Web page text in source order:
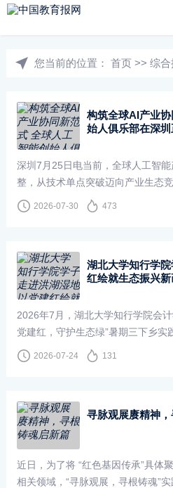
您当前的位置： 首页 >> 综
构筑全球AI产业
始人俱乐部在深
深圳7月25日电当前，全球人工智
整，从技术单点突破迈向产业生态
化、资本专业化、布局全球化、协
的核心趋势。25日，依托2026全球人
2026-07-30 473
湖北大学知行学
红绘就生态振兴
2026年7月，湖北大学知行学院会
党建红，守护生态绿”暑期三下乡实
调研研学实践。为深入学习贯彻生
社会实践深度融合，实践团确立红···
2026-07-24 131
寻脉观展赓精神
近日，为了将 “红色基因传承”具体
相关领域，“寻脉观展，寻根铸魂”